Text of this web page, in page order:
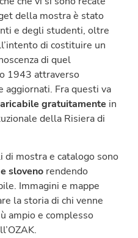
della mostra è stato
e degli studenti, oltre
di costituire un
di quel
1943 attraverso
Fra questi va
gratuitamente in
della Risiera di
e catalogo sono
sloveno rendendo
Immagini e mappe
la storia di chi venne
ampio e complesso